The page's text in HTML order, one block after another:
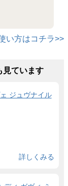
い方はコチラ>>
見ています
ジュヴナイル
詳しくみる